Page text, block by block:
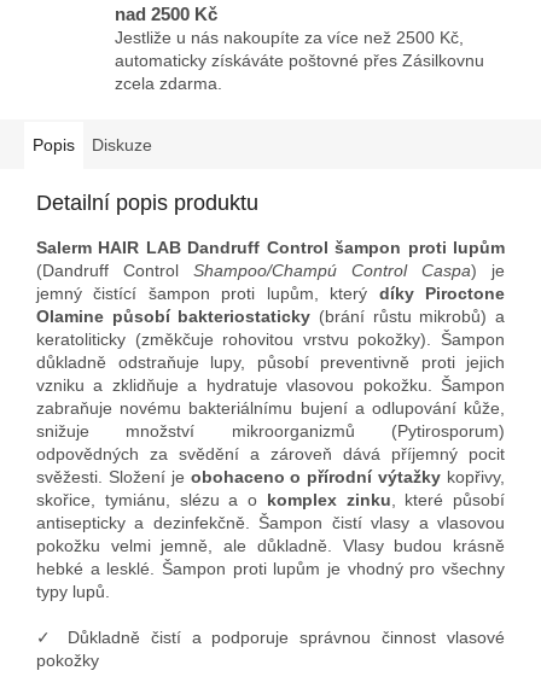
nad 2500 Kč
Jestliže u nás nakoupíte za více než 2500 Kč,
automaticky získáváte poštovné přes Zásilkovnu
zcela zdarma.
Popis Diskuze
Detailní popis produktu
Salerm HAIR LAB Dandruff Control šampon proti lupům
(Dandruff Control Shampoo/Champú Control Caspa) je
jemný čistící šampon proti lupům, který díky Piroctone
Olamine působí bakteriostaticky (brání růstu mikrobů) a
keratoliticky (změkčuje rohovitou vrstvu pokožky). Šampon
důkladně odstraňuje lupy, působí preventivně proti jejich
vzniku a zklidňuje a hydratuje vlasovou pokožku. Šampon
zabraňuje novému bakteriálnímu bujení a odlupování kůže,
snižuje množství mikroorganizmů (Pytirosporum)
odpovědných za svědění a zároveň dává příjemný pocit
svěžesti. Složení je obohaceno o přírodní výtažky kopřivy,
skořice, tymiánu, slézu a o komplex zinku , které působí
antisepticky a dezinfekčně. Šampon čistí vlasy a vlasovou
pokožku velmi jemně, ale důkladně. Vlasy budou krásně
hebké a lesklé. Šampon proti lupům je vhodný pro všechny
typy lupů.
✓ Důkladně čistí a podporuje správnou činnost vlasové
pokožky